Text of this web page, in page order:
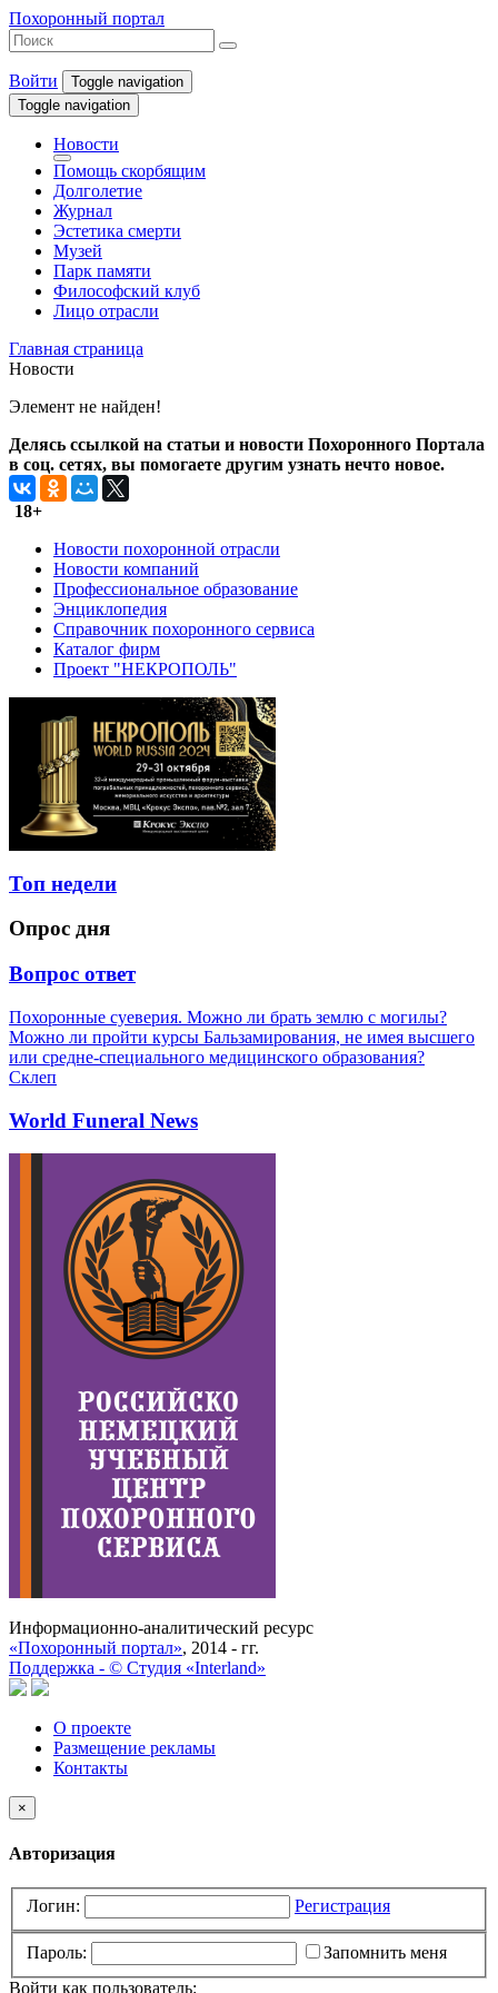
Похоронный портал
Войти
Toggle navigation
Toggle navigation
Новости
Помощь скорбящим
Долголетие
Журнал
Эстетика смерти
Музей
Парк памяти
Философский клуб
Лицо отрасли
Главная страница
Новости
Элемент не найден!
Делясь ссылкой на статьи и новости Похоронного Портала
в соц. сетях, вы помогаете другим узнать нечто новое.
18+
Новости похоронной отрасли
Новости компаний
Профессиональное образование
Энциклопедия
Справочник похоронного сервиса
Каталог фирм
Проект "НЕКРОПОЛЬ"
Топ недели
Опрос дня
Вопрос ответ
Похоронные суеверия. Можно ли брать землю с могилы?
Можно ли пройти курсы Бальзамирования, не имея высшего
или средне-специального медицинского образования?
Склеп
World Funeral News
Информационно-аналитический ресурс
«Похоронный портал», 2014 - гг.
Поддержка - © Cтудия «Interland»
О проекте
Размещение рекламы
Контакты
×
Авторизация
Логин: Регистрация
Пароль:
Запомнить меня
Войти как пользователь: